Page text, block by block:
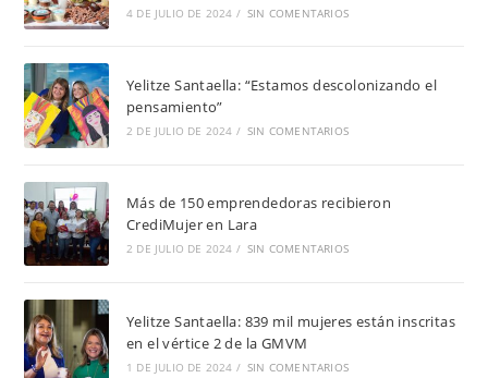
4 DE JULIO DE 2024 / SIN COMENTARIOS
Yelitze Santaella: “Estamos descolonizando el
pensamiento”
2 DE JULIO DE 2024 / SIN COMENTARIOS
Más de 150 emprendedoras recibieron
CrediMujer en Lara
2 DE JULIO DE 2024 / SIN COMENTARIOS
Yelitze Santaella: 839 mil mujeres están inscritas
en el vértice 2 de la GMVM
1 DE JULIO DE 2024 / SIN COMENTARIOS